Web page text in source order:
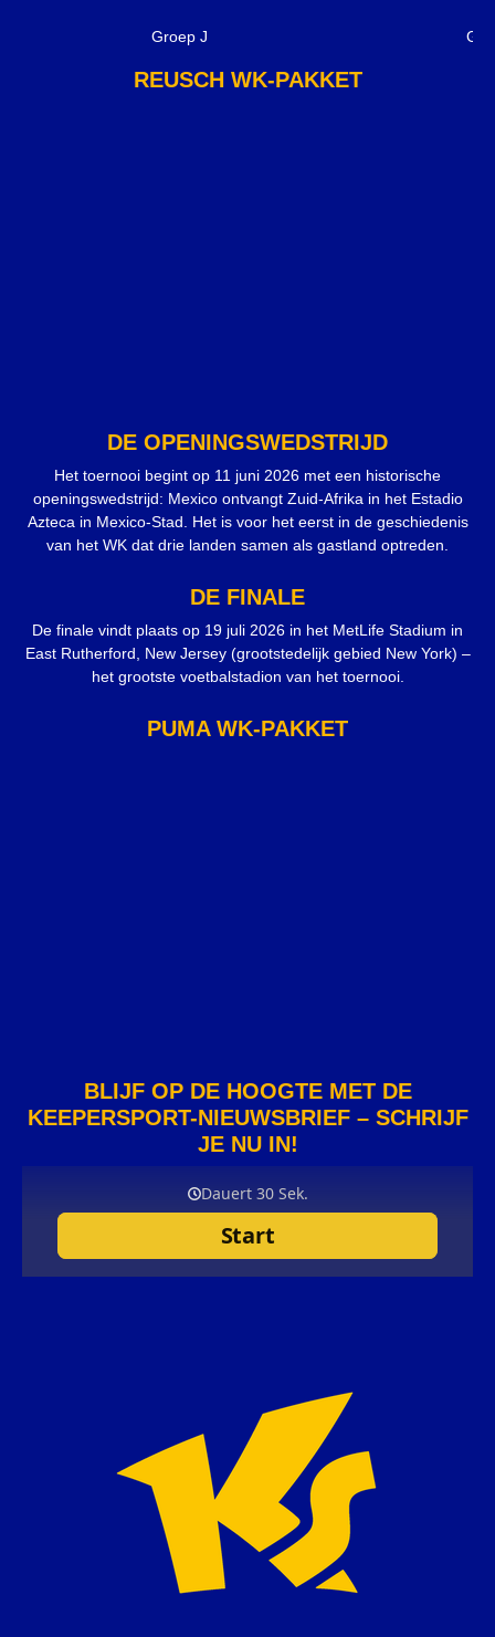
Groep J
REUSCH WK-PAKKET
DE OPENINGSWEDSTRIJD
Het toernooi begint op 11 juni 2026 met een historische
openingswedstrijd: Mexico ontvangt Zuid-Afrika in het Estadio
Azteca in Mexico-Stad. Het is voor het eerst in de geschiedenis
van het WK dat drie landen samen als gastland optreden.
DE FINALE
De finale vindt plaats op 19 juli 2026 in het MetLife Stadium in
East Rutherford, New Jersey (grootstedelijk gebied New York) –
het grootste voetbalstadion van het toernooi.
PUMA WK-PAKKET
BLIJF OP DE HOOGTE MET DE
KEEPERSPORT-NIEUWSBRIEF – SCHRIJF
JE NU IN!